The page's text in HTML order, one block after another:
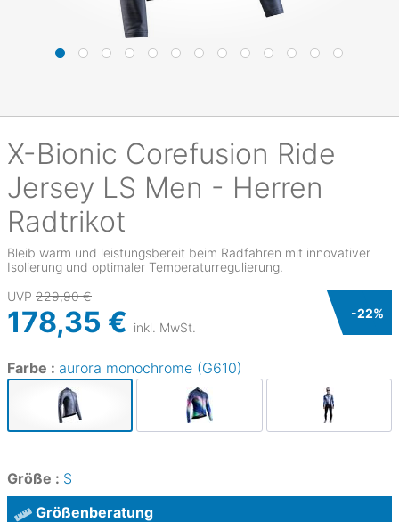
X-Bionic Corefusion Ride
Jersey LS Men - Herren
Radtrikot
Bleib warm und leistungsbereit beim Radfahren mit innovativer
Isolierung und optimaler Temperaturregulierung.
UVP 229,90 €
178,35 € inkl. MwSt.
-22%
Farbe : aurora monochrome (G610)
Größe : S
Größenberatung